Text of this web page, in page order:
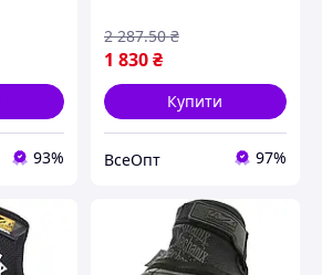
93%
розмір M, з штучної
шкіри
1 830₴
2 287.50 ₴
Купити
ВсеОпт 97%